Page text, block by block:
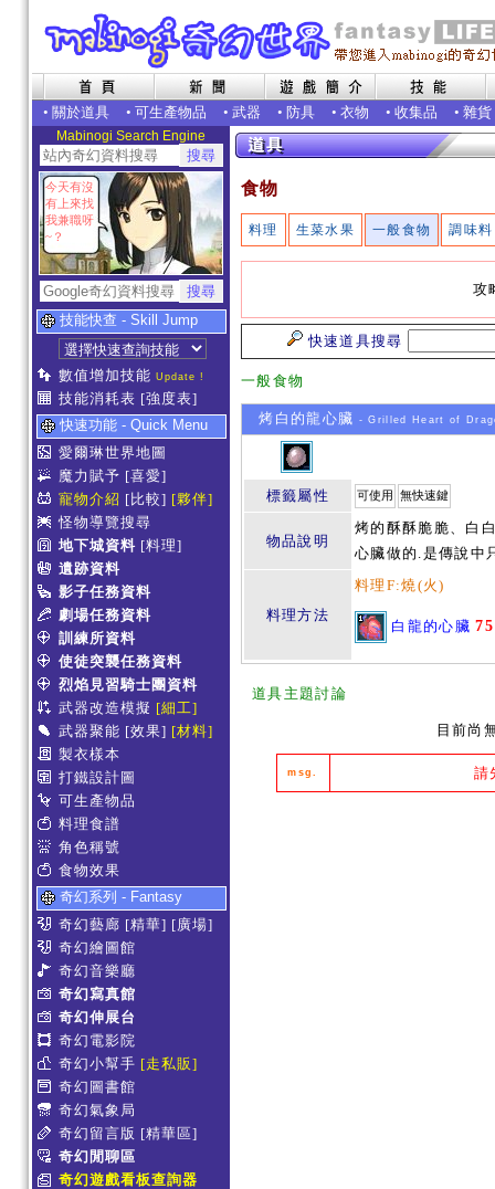
• 關於道具 • 可生產物品 • 武器 • 防具 • 衣物 • 收集品 • 雜貨
Mabinogi Search Engine
今天有沒
有上來找
我兼職呀
~？
技能快查 - Skill Jump
數值增加技能 Update !
技能消耗表 [強度表]
快速功能 - Quick Menu
愛爾琳世界地圖
魔力賦予 [喜愛]
寵物介紹 [比較] [夥伴]
怪物導覽搜尋
地下城資料 [料理]
遺跡資料
影子任務資料
劇場任務資料
訓練所資料
使徒突襲任務資料
烈焰見習騎士團資料
武器改造模擬 [細工]
武器聚能 [效果] [材料]
製衣樣本
打鐵設計圖
可生產物品
料理食譜
角色稱號
食物效果
奇幻系列 - Fantasy
奇幻藝廊 [精華] [廣場]
奇幻繪圖館
奇幻音樂廳
奇幻寫真館
奇幻伸展台
奇幻電影院
奇幻小幫手 [走私販]
奇幻圖書館
奇幻氣象局
奇幻留言版 [精華區]
奇幻閒聊區
奇幻遊戲看板查詢器
食物
料理 生菜水果 一般食物 調味料
攻
快速道具搜尋
一般食物
烤白的龍心臟 - Grilled Heart of
標籤屬性 可使用 無快速鍵
物品說明
烤的酥酥脆脆、白
心臟做的.是傳說中
料理方法
料理F:燒(火)
白龍的心臟
道具主題討論
目前尚
msg. 請